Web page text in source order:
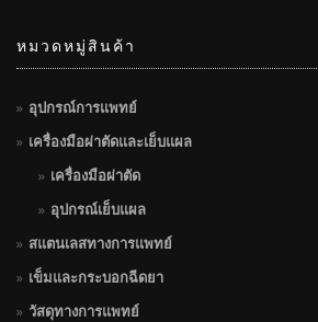
หมวดหมู่สินค้า
อุปกรณ์การแพทย์
เครื่องมือผ่าตัดและเย็บแผล
เครื่องมือผ่าตัด
อุปกรณ์เย็บแผล
สแตนเลสทางการแพทย์
เข็มและกระบอกฉีดยา
วัสดุทางการแพทย์